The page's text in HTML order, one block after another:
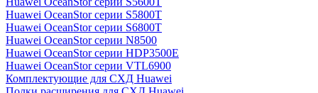
Huawei OceanStor серии S5800T
Huawei OceanStor серии S6800T
Huawei OceanStor серии N8500
Huawei OceanStor серии HDP3500E
Huawei OceanStor серии VTL6900
Комплектующие для СХД Huawei